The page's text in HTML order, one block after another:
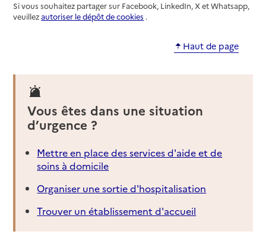
Si vous souhaitez partager sur Facebook, LinkedIn, X et Whatsapp,
veuillezautoriser le dépôt de cookies .
Haut de page
Vous êtes dans une situation
d’urgence ?
Mettre en place des services d'aide et de
soins à domicile
Organiser une sortie d'hospitalisation
Trouver un établissement d'accueil